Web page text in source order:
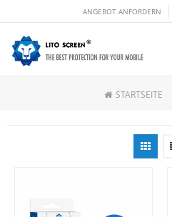
ANGEBOT ANFORDERN
STARTSEITE